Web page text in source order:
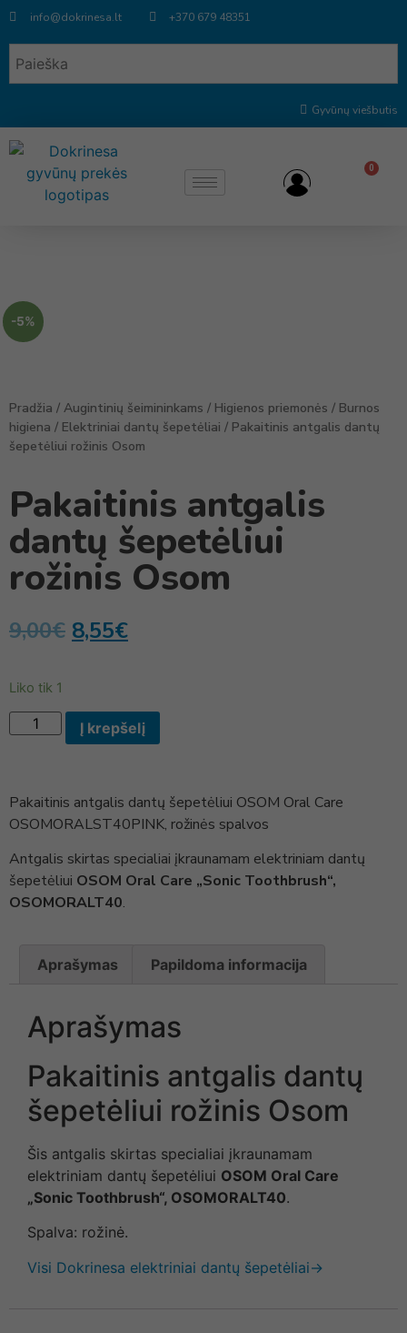
info@dokrinesa.lt +370 679 48351
Gyvūnų viešbutis
0
-5%
Pradžia / Augintinių šeimininkams / Higienos priemonės / Burnos
higiena / Elektriniai dantų šepetėliai / Pakaitinis antgalis dantų
šepetėliui rožinis Osom
Pakaitinis antgalis
dantų šepetėliui
rožinis Osom
9,00€ 8,55€
Liko tik 1
Į krepšelį
Pakaitinis antgalis dantų šepetėliui OSOM Oral Care
OSOMORALST40PINK, rožinės spalvos
Antgalis skirtas specialiai įkraunamam elektriniam dantų
šepetėliui OSOM Oral Care „Sonic Toothbrush“,
OSOMORALT40.
Aprašymas Papildoma informacija
Aprašymas
Pakaitinis antgalis dantų
šepetėliui rožinis Osom
Šis antgalis skirtas specialiai įkraunamam
elektriniam dantų šepetėliui OSOM Oral Care
„Sonic Toothbrush“, OSOMORALT40.
Spalva: rožinė.
Visi Dokrinesa elektriniai dantų šepetėliai→